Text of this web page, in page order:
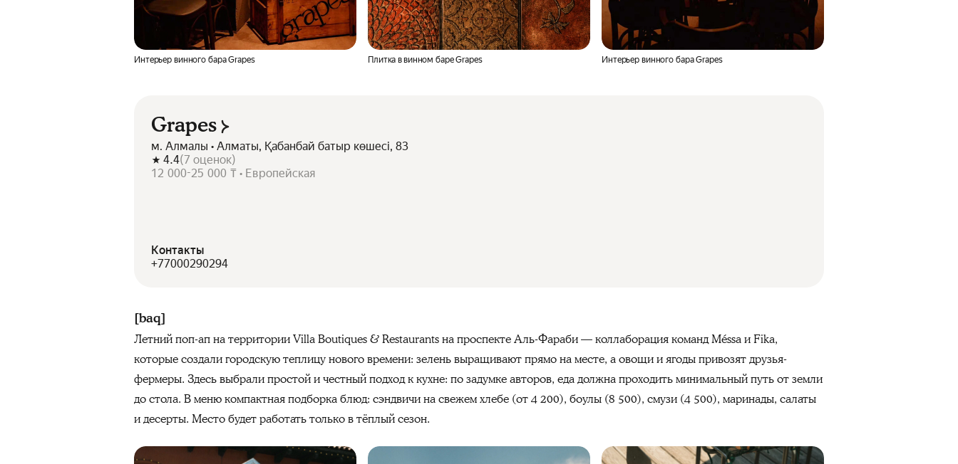
Интерьер винного бара Grapes Плитка в винном баре Grapes Интерьер винного бара Grapes
Grapes
м. Алмалы • Алматы, Қабанбай батыр көшесі, 83
4.4(7 оценок)
12 000-25 000 ₸ • Европейская
Контакты
+77000290294
[baq]
Летний поп-ап на территории Villa Boutiques & Restaurants на проспекте Аль-Фараби — коллаборация команд Méssa и Fika,
которые создали городскую теплицу нового времени: зелень выращивают прямо на месте, а овощи и ягоды привозят друзья-
фермеры. Здесь выбрали простой и честный подход к кухне: по задумке авторов, еда должна проходить минимальный путь от земли
до стола. В меню компактная подборка блюд: сэндвичи на свежем хлебе (от 4 200), боулы (8 500), смузи (4 500), маринады, салаты
и десерты. Место будет работать только в тёплый сезон.